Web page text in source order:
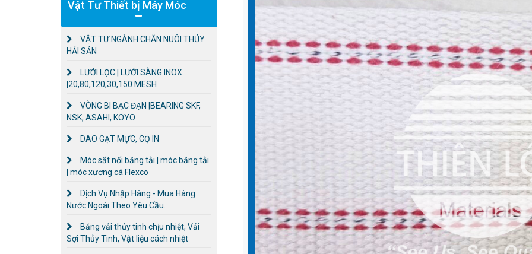
Vật Tư Thiết bị Máy Móc
VẬT TƯ NGÀNH CHĂN NUÔI THỦY
HẢI SẢN
LƯỚI LỌC | LƯỚI SÀNG INOX
|20,80,120,30,150 MESH
VÒNG BI BẠC ĐẠN |BEARING SKF,
NSK, ASAHI, KOYO
DAO GẠT MỰC, CỌ IN
Móc sắt nối băng tải | móc băng tải
| móc xương cá Flexco
Dịch Vụ Nhập Hàng - Mua Hàng
Nước Ngoài Theo Yêu Cầu.
Băng vải thủy tinh chịu nhiệt, Vải
Sợi Thủy Tinh, Vật liệu cách nhiệt